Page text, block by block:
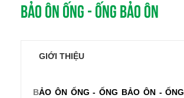
BẢO ÔN ỐNG - ỐNG BẢO ÔN
GIỚI THIỆU
BẢO ÔN ỐNG - ỐNG BẢO ÔN -